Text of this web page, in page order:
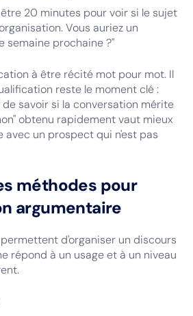
20 minutes pour voir si le sujet
Vous auriez un
semaine prochaine ?"
à être récité mot pour mot. Il
reste le moment clé :
savoir si la conversation mérite
obtenu rapidement vaut mieux
avec un prospect qui n'est pas
méthodes pour
argumentaire
d'organiser un discours
répond à un usage et à un niveau